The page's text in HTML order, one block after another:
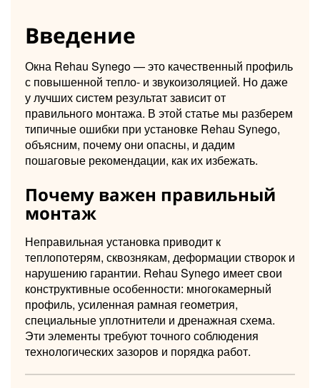
Введение
Окна Rehau Synego — это качественный профиль
с повышенной тепло- и звукоизоляцией. Но даже
у лучших систем результат зависит от
правильного монтажа. В этой статье мы разберем
типичные ошибки при установке Rehau Synego,
объясним, почему они опасны, и дадим
пошаговые рекомендации, как их избежать.
Почему важен правильный
монтаж
Неправильная установка приводит к
теплопотерям, сквознякам, деформации створок и
нарушению гарантии. Rehau Synego имеет свои
конструктивные особенности: многокамерный
профиль, усиленная рамная геометрия,
специальные уплотнители и дренажная схема.
Эти элементы требуют точного соблюдения
технологических зазоров и порядка работ.